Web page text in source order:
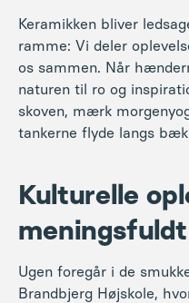
Keramikken bliver
ramme: Vi deler
os sammen. Når
naturen til ro og
skoven, mærk
tankerne flyde langs
Kulturelle
Ugen foregår i de
Brandbjerg Højskole,